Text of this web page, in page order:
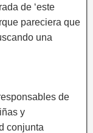
de ‘este
pareciera que
una
de
y
conjunta